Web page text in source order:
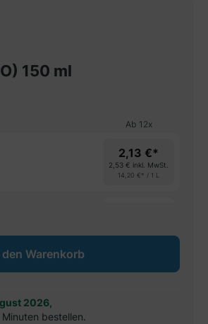
150 ml
Ab 12x
2,13 €*
2,53 € inkl. MwSt.
14,20 €* / 1 L
2026,
bestellen.
Wert ein oder
den Warenkorb